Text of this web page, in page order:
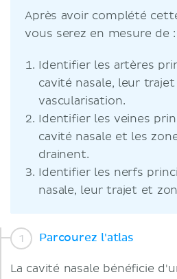
Après avoir complété
vous serez en mesure de :
Identifier les artères
cavité nasale, leur
vascularisation.
Identifier les veines
cavité nasale et les
drainent.
Identifier les nerfs
nasale, leur trajet et
Parcourez l'atlas
La cavité nasale bénéficie